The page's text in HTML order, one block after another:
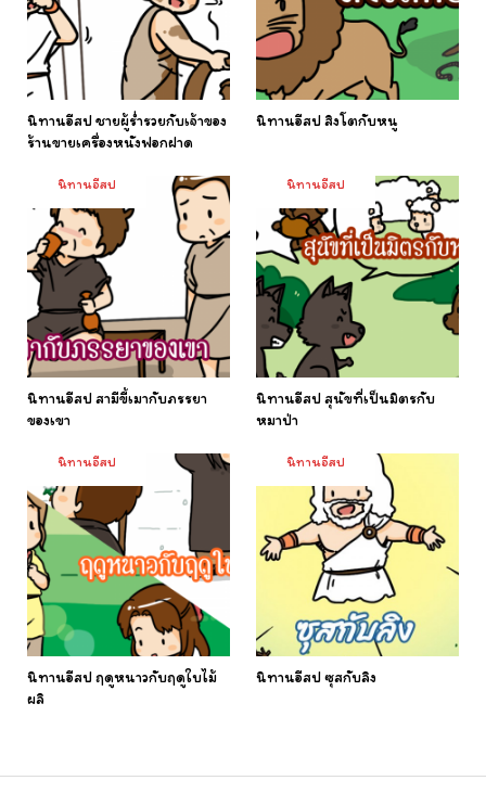
นิทานอีสป ชายผู้ร่ำรวยกับเจ้าของ
ร้านขายเครื่องหนังฟอกฝาด
นิทานอีสป สิงโตกับหนู
นิทานอีสป
นิทานอีสป สามีขี้เมากับภรรยา
ของเขา
นิทานอีสป
นิทานอีสป สุนัขที่เป็นมิตรกับ
หมาป่า
นิทานอีสป
นิทานอีสป ฤดูหนาวกับฤดูใบไม้
ผลิ
นิทานอีสป
นิทานอีสป ซุสกับลิง